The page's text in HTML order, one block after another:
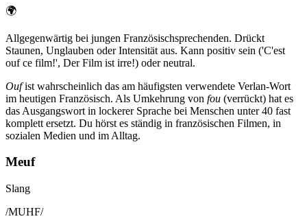
🌍
Allgegenwärtig bei jungen Französischsprechenden. Drückt
Staunen, Unglauben oder Intensität aus. Kann positiv sein ('C'est
ouf ce film!', Der Film ist irre!) oder neutral.
Oufist wahrscheinlich das am häufigsten verwendete Verlan-Wort
im heutigen Französisch. Als Umkehrung von fou (verrückt) hat es
das Ausgangswort in lockerer Sprache bei Menschen unter 40 fast
komplett ersetzt. Du hörst es ständig in französischen Filmen, in
sozialen Medien und im Alltag.
Meuf
Slang
/MUHF/